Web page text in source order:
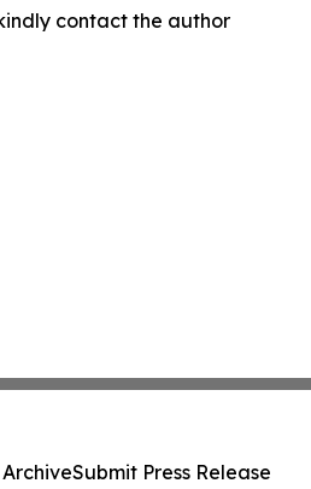
contact the author
Submit Press Release